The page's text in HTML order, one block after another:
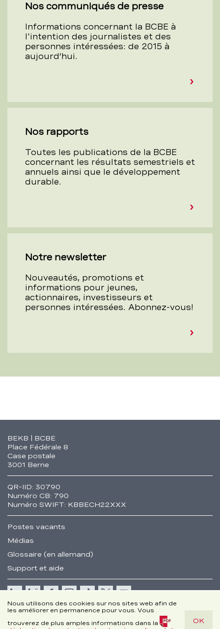
Cookie
Nous utilisons des cookies sur nos sites web afin de
les améliorer en permanence pour vous. Vous
trouverez de plus amples informations dans la
OK
Nos communiqués de presse
Informations concernant la BCBE à
l'intention des journalistes et des
personnes intéressées: de 2015 à
aujourd’hui.
Nos rapports
Toutes les publications de la BCBE
concernant les résultats semestriels et
annuels ainsi que le développement
durable.
Notre newsletter
Nouveautés, promotions et
informations pour jeunes,
actionnaires, investisseurs et
personnes intéressées. Abonnez-vous!
Fusszeile
BEKB | BCBE
Place Fédérale 8
Case postale
3001 Berne
QR-IID: 30790
Numéro CB: 790
Numéro SWIFT: KBBECH22XXX
Postes vacants
Médias
Glossaire (en allemand)
Support et aide